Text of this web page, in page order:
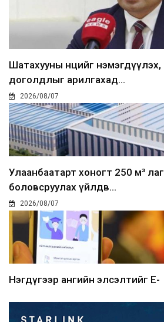
Шатахууны нөөцийг нэмэгдүүлэх,
доголдлыг арилгахад...
2026/08/07
Улаанбаатарт хоногт 250 м³ лаг
боловсруулах үйлдв...
2026/08/07
Нэгдүгээр ангийн элсэлтийг E-